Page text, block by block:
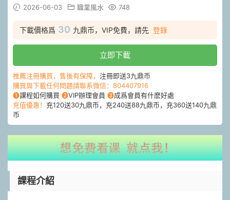
2026-06-03 職業風水 748
下載價格爲 30 九鼎币，VIP免費，請先 登錄
立即下載
推薦注冊購買，售後有保障， 注冊即送3九鼎币
購買與下載任何問題請聯系微信：804407916
❶課程如何購買 ❷VIP辦理會員 ❸成爲會員有什麽好處
充值優惠！ 充120送30九鼎币，充240送88九鼎币，充360送140九鼎
币
課程介紹